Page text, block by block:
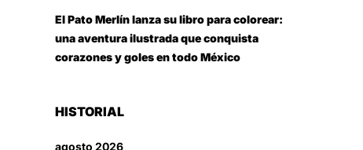
El Pato Merlín lanza su libro para colorear:
una aventura ilustrada que conquista
corazones y goles en todo México
HISTORIAL
agosto 2026